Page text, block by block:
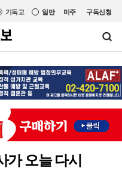
미주 구독신청
일반
기독교
가 오늘 다시